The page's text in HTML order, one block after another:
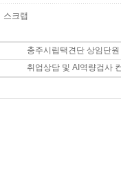
스크랩
충주시립택견단 상임단
취업상담 및 AI역량검사